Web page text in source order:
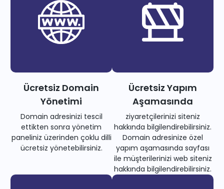
Ücretsiz Domain
Yönetimi
Domain adresinizi tescil
ettikten sonra yönetim
paneliniz üzerinden çoklu dilli
ücretsiz yönetebilirsiniz.
Ücretsiz Yapım
Aşamasında
ziyaretçilerinizi siteniz
hakkında bilgilendirebilirsiniz.
Domain adresinize özel
yapım aşamasında sayfası
ile müşterilerinizi web siteniz
hakkında bilgilendirebilirsiniz.